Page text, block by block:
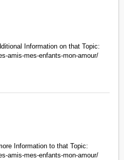
Information on that Topic:
amis-mes-enfants-mon-amour/
Information to that Topic:
amis-mes-enfants-mon-amour/